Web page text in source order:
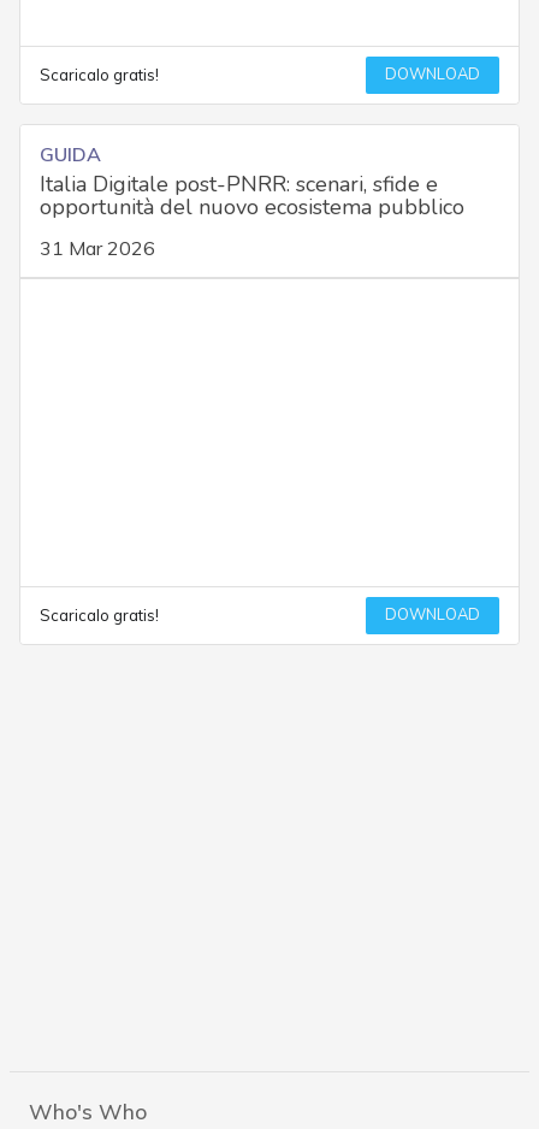
Scaricalo gratis! DOWNLOAD
GUIDA
Italia Digitale post-PNRR: scenari, sfide e
opportunità del nuovo ecosistema pubblico
31 Mar 2026
Scaricalo gratis! DOWNLOAD
Who's Who